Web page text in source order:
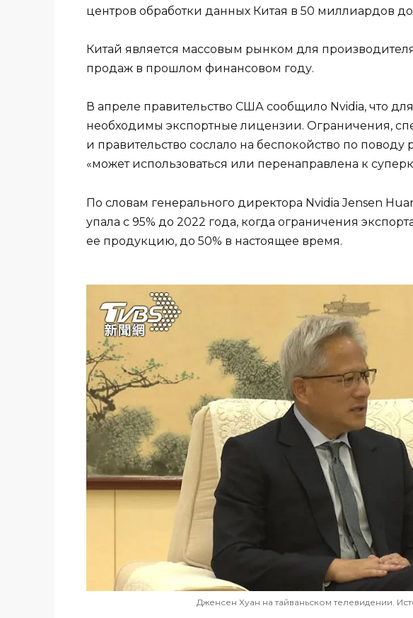
центров обработки данных Китая в 50 миллиардов
Китай является массовым рынком для производителя
продаж в прошлом финансовом году.
В апреле правительство США сообщило Nvidia, что
необходимы экспортные лицензии. Ограничения,
и правительство сослало на беспокойство по поводу
«может использоваться или перенаправлена ​​к
По словам генерального директора Nvidia Jensen
упала с 95% до 2022 года, когда ограничения
ее продукцию, до 50% в настоящее время.
Дженсен Хуан на тайваньском телевидении.